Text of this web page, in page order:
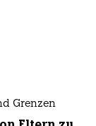
Grenzen